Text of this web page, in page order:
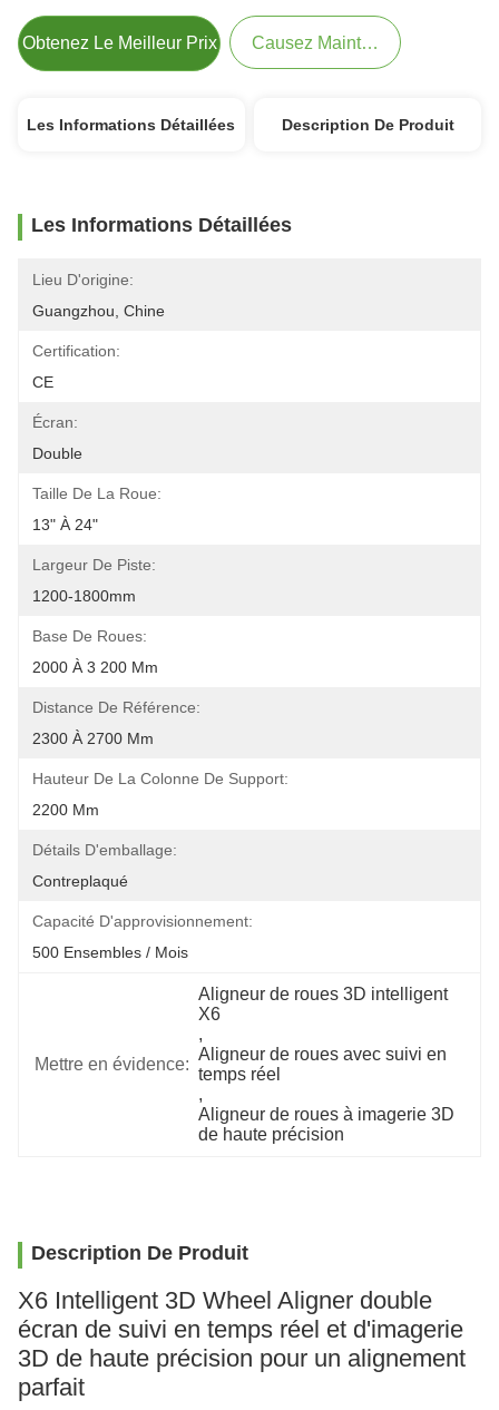
Obtenez Le Meilleur Prix Causez Maintenant
Les Informations Détaillées Description De Produit
Les Informations Détaillées
Lieu D'origine:
Guangzhou, Chine
Certification:
CE
Écran:
Double
Taille De La Roue:
13" À 24"
Largeur De Piste:
1200-1800mm
Base De Roues:
2000 À 3 200 Mm
Distance De Référence:
2300 À 2700 Mm
Hauteur De La Colonne De Support:
2200 Mm
Détails D'emballage:
Contreplaqué
Capacité D'approvisionnement:
500 Ensembles / Mois
Mettre en évidence:
Aligneur de roues 3D intelligent
X6
,
Aligneur de roues avec suivi en
temps réel
,
Aligneur de roues à imagerie 3D
de haute précision
Description De Produit
X6 Intelligent 3D Wheel Aligner double
écran de suivi en temps réel et d'imagerie
3D de haute précision pour un alignement
parfait